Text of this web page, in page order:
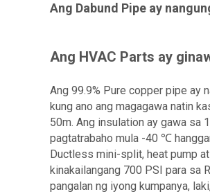
Ang Dabund Pipe ay
Ang HVAC Parts ay
Ang 99.9% Pure copper pipe ay
kung ano ang magagawa natin
50m. Ang insulation ay gawa sa
pagtatrabaho mula -40 ℃
Ductless mini-split, heat pump
kinakailangang 700 PSI para sa
pangalan ng iyong kumpanya,